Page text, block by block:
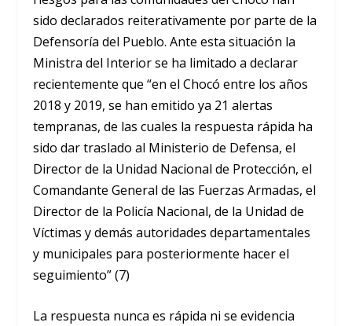
sido declarados reiterativamente por parte de la
Defensoría del Pueblo. Ante esta situación la
Ministra del Interior se ha limitado a declarar
recientemente que “en el Chocó entre los años
2018 y 2019, se han emitido ya 21 alertas
tempranas, de las cuales la respuesta rápida ha
sido dar traslado al Ministerio de Defensa, el
Director de la Unidad Nacional de Protección, el
Comandante General de las Fuerzas Armadas, el
Director de la Policía Nacional, de la Unidad de
Víctimas y demás autoridades departamentales
y municipales para posteriormente hacer el
seguimiento” (7)
La respuesta nunca es rápida ni se evidencia